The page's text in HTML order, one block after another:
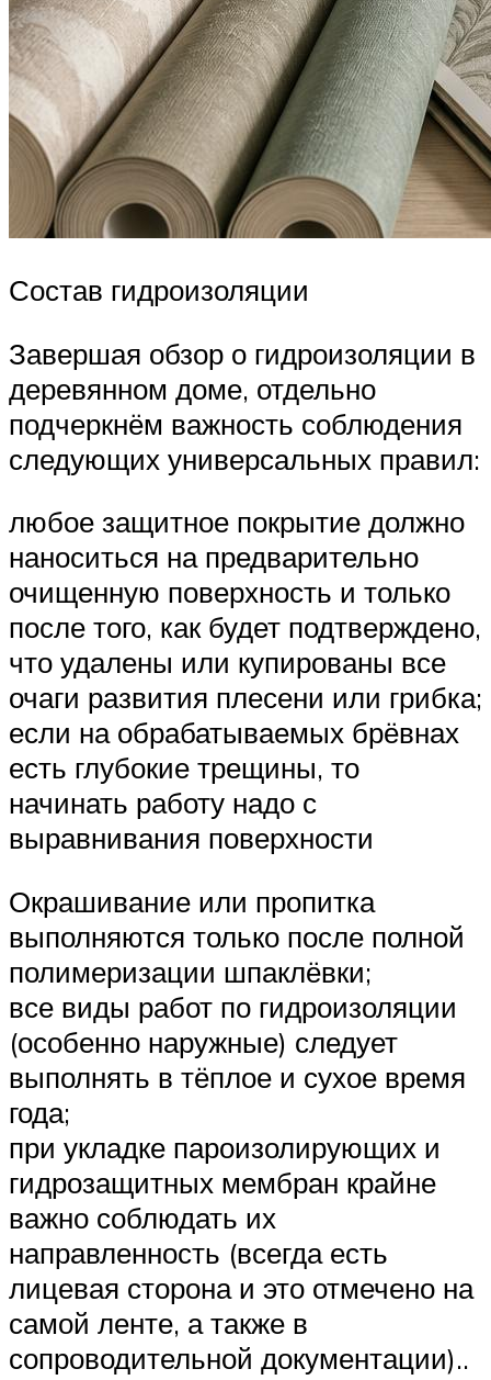
Состав гидроизоляции
Завершая обзор о гидроизоляции в
деревянном доме, отдельно
подчеркнём важность соблюдения
следующих универсальных правил:
любое защитное покрытие должно
наноситься на предварительно
очищенную поверхность и только
после того, как будет подтверждено,
что удалены или купированы все
очаги развития плесени или грибка;
если на обрабатываемых брёвнах
есть глубокие трещины, то
начинать работу надо с
выравнивания поверхности
Окрашивание или пропитка
выполняются только после полной
полимеризации шпаклёвки;
все виды работ по гидроизоляции
(особенно наружные) следует
выполнять в тёплое и сухое время
года;
при укладке пароизолирующих и
гидрозащитных мембран крайне
важно соблюдать их
направленность (всегда есть
лицевая сторона и это отмечено на
самой ленте, а также в
сопроводительной документации)..